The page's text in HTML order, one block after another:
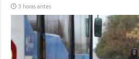
3 horas antes